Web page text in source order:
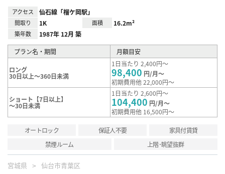
アクセス 仙石線「榴ケ岡駅」
間取り 1K 面積 16.2m²
築年数 1987年 12月 築
プラン名・期間 月額目安
ロング
30日以上～360日未満
1日当たり 2,400円～
98,400 円/月～
初期費用他 22,000円～
ショート【7日以上】
～30日未満
1日当たり 2,600円～
104,400 円/月～
初期費用他 16,500円～
オートロック 保証人不要
家具付賃貸
禁煙ルーム
上階･眺望抜群
宮城県 仙台市青葉区